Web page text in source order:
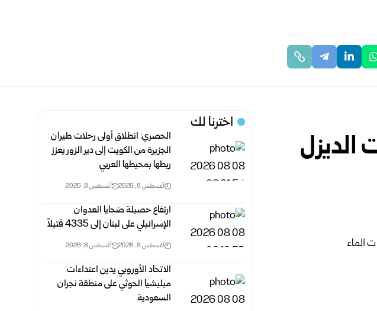
الديزل
اخترنا لك
الحصري: انطلاق أولى رحلات طيران
الجزيرة من الكويت إلى دير الزور يعزز
ربطها بمحيطها العربي
أغسطس 8, 2026 أغسطس 8, 2026
ارتفاع حصيلة ضحايا العدوان
الإسرائيلي على لبنان إلى 4335 قتيلاً
أغسطس 8, 2026 أغسطس 8, 2026
الاتحاد الأوروبي يدين اعتداءات
ميليشيا الحوثي على منطقة نجران
السعودية